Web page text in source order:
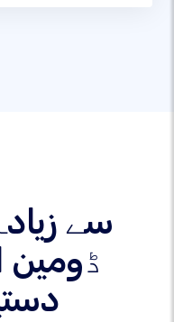
ڈومین